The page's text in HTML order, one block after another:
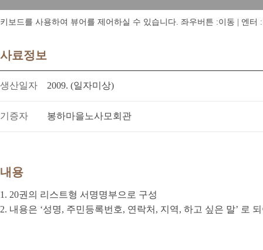
키보드를 사용하여 뷰어를 제어하실 수 있습니다. 좌우버튼 :이동 | 엔터
사료정보
생산일자 2009. (일자미상)
기증자 봉하마을노사모회관
내용
1. 20권의 리스트형 서명명부으로 구성
2. 내용은 ‘성명, 주민등록번호, 연락처, 지역, 하고 싶은 말’ 로